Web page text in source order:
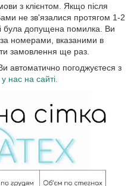
з клієнтом. Якщо після
не зв'язалися протягом 1-2
була допущена помилка. Ви
номерами, вказаними в
замовлення ще раз.
автоматично погоджуєтеся з
нас на сайті.